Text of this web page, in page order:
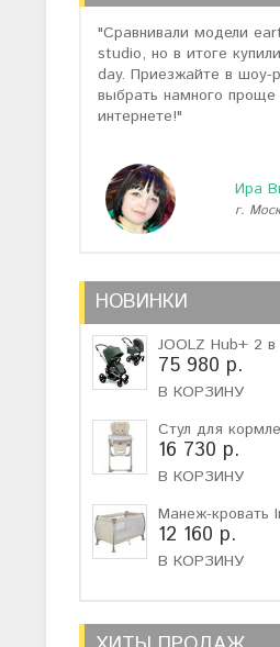
"Сравнивали модели
studio, но в итоге
day. Приезжайте в шоу-
выбрать намного
интернете!"
Ира
г.
НОВИНКИ
JOOLZ Hub+ 2 в
75 980 р.
В КОРЗИНУ
Стул для
16 730 р.
В КОРЗИНУ
Манеж-кровать
12 160 р.
В КОРЗИНУ